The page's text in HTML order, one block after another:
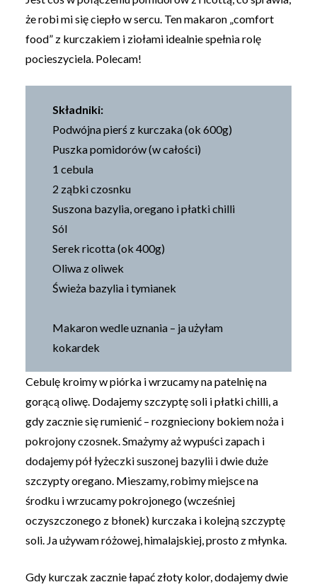
że robi mi się ciepło w sercu. Ten makaron „comfort
food” z kurczakiem i ziołami idealnie spełnia rolę
pocieszyciela. Polecam!
Składniki:
Podwójna pierś z kurczaka (ok 600g)
Puszka pomidorów (w całości)
1 cebula
2 ząbki czosnku
Suszona bazylia, oregano i płatki chilli
Sól
Serek ricotta (ok 400g)
Oliwa z oliwek
Świeża bazylia i tymianek
Makaron wedle uznania – ja użyłam
kokardek
Cebulę kroimy w piórka i wrzucamy na patelnię na
gorącą oliwę. Dodajemy szczyptę soli i płatki chilli, a
gdy zacznie się rumienić – rozgnieciony bokiem noża i
pokrojony czosnek. Smażymy aż wypuści zapach i
dodajemy pół łyżeczki suszonej bazylii i dwie duże
szczypty oregano. Mieszamy, robimy miejsce na
środku i wrzucamy pokrojonego (wcześniej
oczyszczonego z błonek) kurczaka i kolejną szczyptę
soli. Ja używam różowej, himalajskiej, prosto z młynka.
Gdy kurczak zacznie łapać złoty kolor, dodajemy dwie